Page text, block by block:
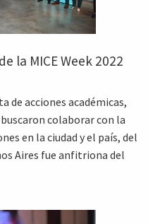
la MICE Week 2022
de acciones académicas,
colaborar con la
en la ciudad y el país, del
Aires fue anfitriona del